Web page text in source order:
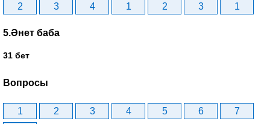
2
3 4 1 2 3 1
5.Әнет баба
31 бет
Вопросы
1 2 3 4 5 6
7